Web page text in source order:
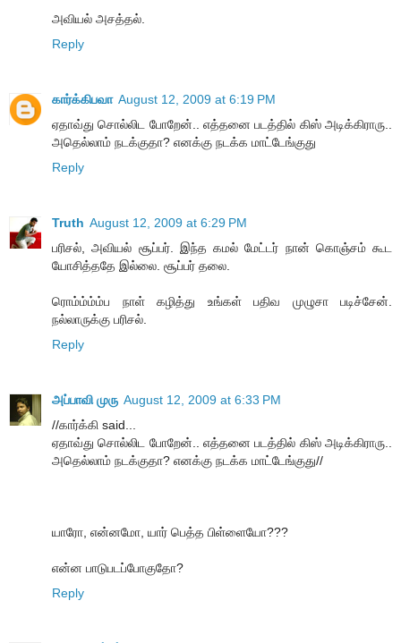
அவியல் அசத்தல்.
Reply
கார்க்கிபவா August 12, 2009 at 6:19 PM
ஏதாவ்து சொல்லிட போறேன்.. எத்தனை படத்தில் கிஸ் அடிக்கிராரு..
அதெல்லாம் நடக்குதா? எனக்கு நடக்க மாட்டேங்குது
Reply
Truth August 12, 2009 at 6:29 PM
பரிசல், அவியல் சூப்பர். இந்த கமல் மேட்டர் நான் கொஞ்சம் கூட
யோசித்ததே இல்லை. சூப்பர் தலை.
ரொம்ம்ம்ம்ப நாள் கழித்து உங்கள் பதிவ முழுசா படிச்சேன்.
நல்லாருக்கு பரிசல்.
Reply
அப்பாவி முரு August 12, 2009 at 6:33 PM
//கார்க்கி said...
ஏதாவ்து சொல்லிட போறேன்.. எத்தனை படத்தில் கிஸ் அடிக்கிராரு..
அதெல்லாம் நடக்குதா? எனக்கு நடக்க மாட்டேங்குது//
யாரோ, என்னமோ, யார் பெத்த பிள்ளையோ???
என்ன பாடுபடப்போகுதோ?
Reply